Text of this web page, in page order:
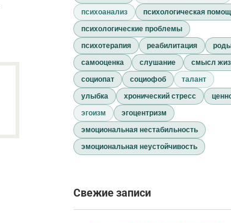
психоанализ
психологическая
психологические проблемы
психотерапия
реабилитация
самооценка
слушание
смысл
социопат
социофоб
талант
улыбка
хронический стресс
эгоизм
эгоцентризм
эмоциональная нестабильность
эмоциональная неустойчивость
Свежие записи